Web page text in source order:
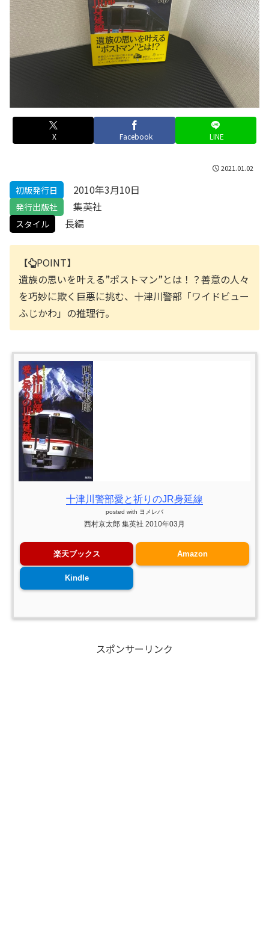
X Facebook LINE
2021.01.02
初版発行日 2010年3月10日
発行出版社 集英社
スタイル 長編
【
POINT】
遺族の思いを叶える”ポストマン”とは！？善意の人々
を巧妙に欺く巨悪に挑む、十津川警部「ワイドビュー
ふじかわ」の推理行。
十津川警部愛と祈りのJR身延線
posted with ヨメレバ
西村京太郎 集英社 2010年03月
楽天ブックス Amazon
Kindle
スポンサーリンク